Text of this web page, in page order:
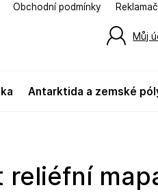
reliéfní
Obchodní podmínky
Můj
antarktida a zemské